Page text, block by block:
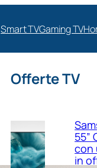
Smart TVGaming TV
Offerte TV
55”
con
in